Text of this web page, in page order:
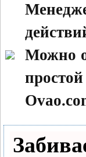
Можно